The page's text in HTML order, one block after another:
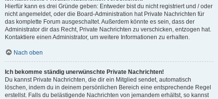
Hierfür kann es drei Gründe geben: Entweder bist du nicht registriert und / oder
nicht angemeldet, oder die Board-Administration hat Private Nachrichten für
das komplette Forum ausgeschaltet. Außerdem könnte es sein, dass der
Administrator dir das Recht, Private Nachrichten zu verschicken, entzogen hat.
Kontaktiere einen Administrator, um weitere Informationen zu erhalten.
Nach oben
Ich bekomme ständig unerwünschte Private Nachrichten!
Du kannst Private Nachrichten, die dir ein Mitglied sendet, automatisch
löschen, indem du in deinem persönlichen Bereich eine entsprechende Regel
erstellst. Falls du belästigende Nachrichten von jemandem erhältst, so kannst